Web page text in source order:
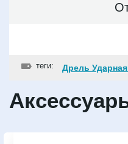
теги: Дрель